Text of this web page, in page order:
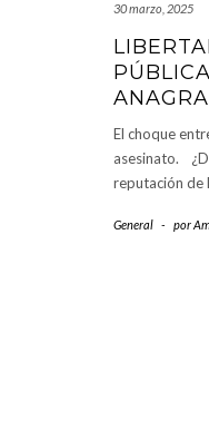
30 marzo, 2025
El choque
asesinato.
reputación de
General - por